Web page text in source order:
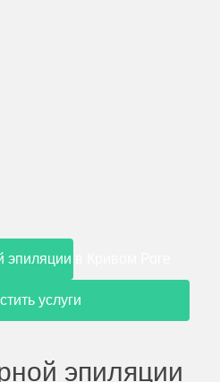
в Кривом Роге
услуги
эпиляции